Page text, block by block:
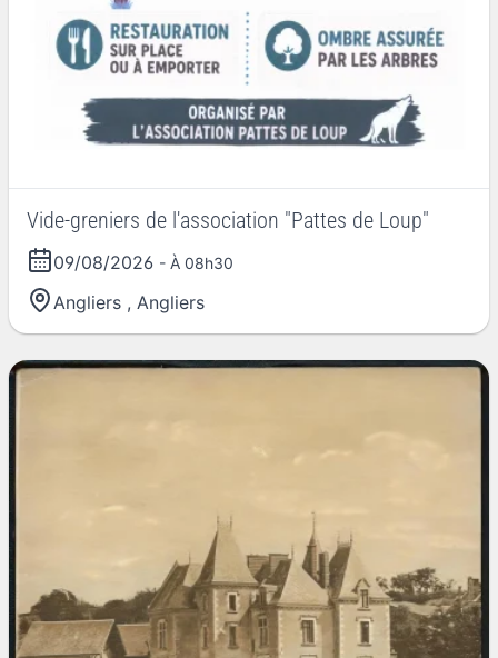
Vide-greniers de l'association "Pattes de Loup"
09/08/2026 - À 08h30
Angliers , Angliers